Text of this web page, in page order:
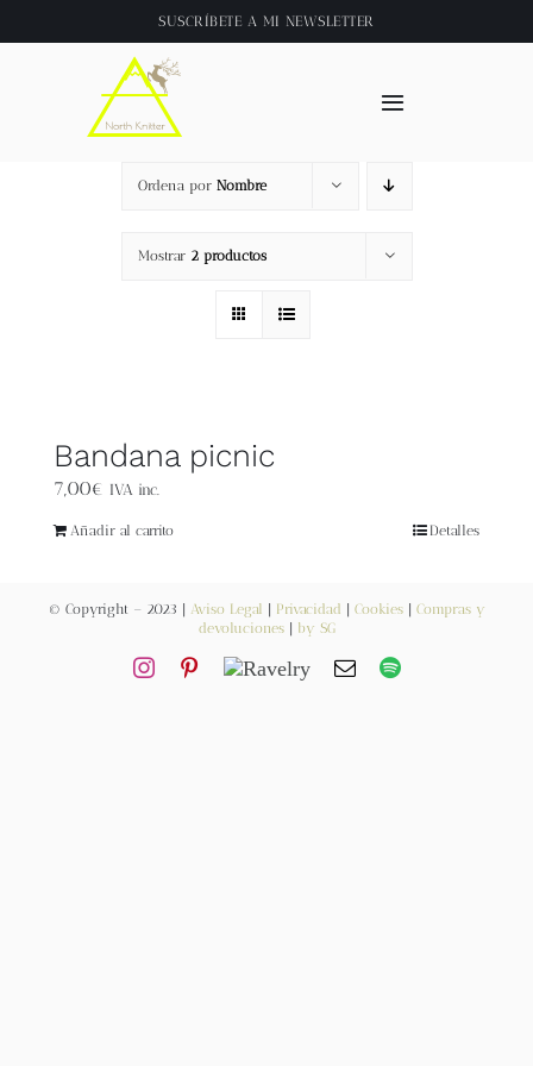
al
SUSCRÍBETE A MI NEWSLETTER
Toggle
Inicio
About
Tienda
Videos
Contacto
Newsletter
Ordena por Nombre
Mostrar 2 productos
Bandana picnic
7,00€ IVA inc.
Añadir al carrito Detalles
© Copyright – 2023 | Aviso Legal Privacidad Cookies| Compras y
devoluciones| by SG